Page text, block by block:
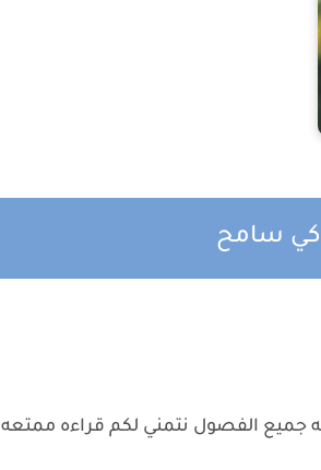
سامح
جميع الفصول نتمني لكم قراءه ممتعه